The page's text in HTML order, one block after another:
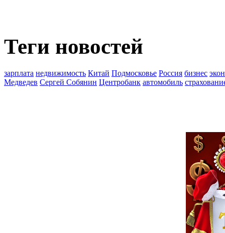
Теги новостей
зарплата недвижимость Китай Подмосковье Россия бизнес
Медведев Сергей Собянин Центробанк автомобиль